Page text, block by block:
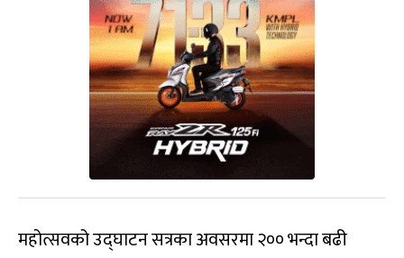
महोत्सवको उद्घाटन सत्रका अवसरमा २०० भन्दा बढी